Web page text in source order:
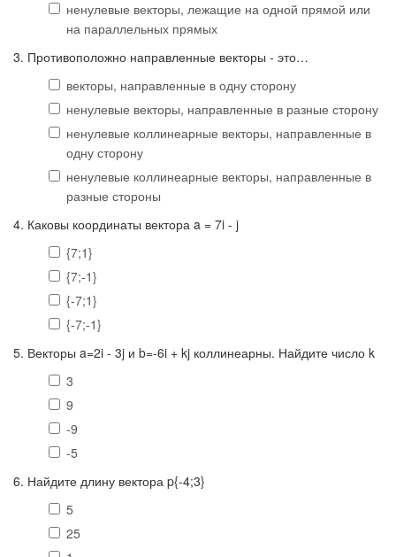
ненулевые векторы, лежащие на одной прямой или
на параллельных прямых
3. Противоположно направленные векторы - это…
векторы, направленные в одну сторону
ненулевые векторы, направленные в разные сторону
ненулевые коллинеарные векторы, направленные в
одну сторону
ненулевые коллинеарные векторы, направленные в
разные стороны
4. Каковы координаты вектора a = 7i - j
{7;1}
{7;-1}
{-7;1}
{-7;-1}
5. Векторы a=2i - 3j и b=-6i + kj коллинеарны. Найдите число k
3
9
-9
-5
6. Найдите длину вектора p{-4;3}
5
25